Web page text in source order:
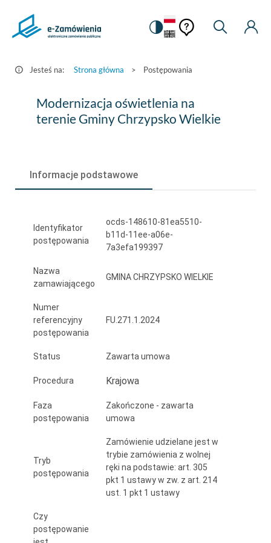
Postępowania
Zamówienia.gov.pl
Zmiana
na
kontrastową
Pomoc
kontekstowa
Pomoc
Moje
Jesteś na: Strona główna > Postępowania
Modernizacja
oświetlenia
Gminy
Wielkie
Modernizacja oświetlenia na
terenie Gminy Chrzypsko Wielkie
Informacje podstawowe
Identyfikator
postępowania
ocds-148610-81ea5510-
b11d-11ee-a06e-
7a3efa199397
Nazwa
zamawiającego
GMINA CHRZYPSKO WIELKIE
Numer
referencyjny
postępowania
FU.271.1.2024
Status Zawarta umowa
Procedura Krajowa
Faza
postępowania
Zakończone - zawarta
umowa
Tryb
postępowania
Zamówienie udzielane jest w
trybie zamówienia z wolnej
ręki na podstawie: art. 305
pkt 1 ustawy w zw. z art. 214
ust. 1 pkt 1 ustawy
Czy
postępowanie